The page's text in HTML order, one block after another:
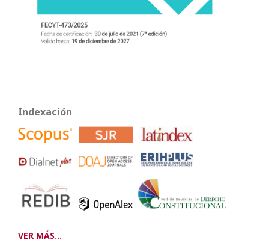
Indexación
VER MÁS...